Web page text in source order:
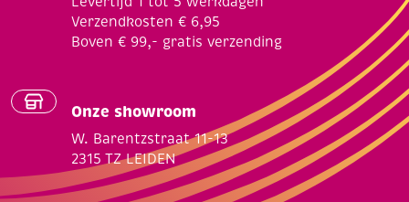
Verzendkosten € 6,95
Boven € 99,- gratis verzending
Onze showroom
W. Barentzstraat 11-13
2315 TZ LEIDEN